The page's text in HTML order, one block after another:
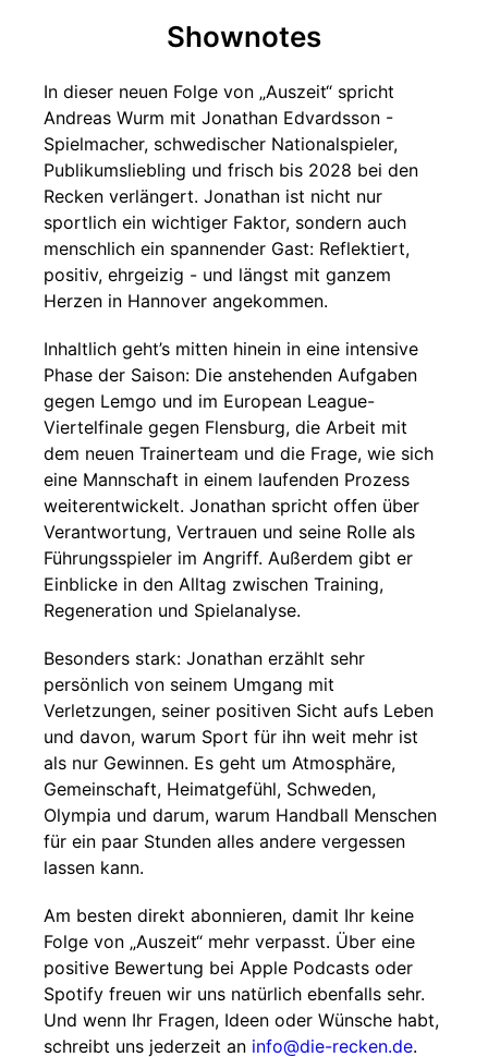
Shownotes
In dieser neuen Folge von „Auszeit“ spricht
Andreas Wurm mit Jonathan Edvardsson -
Spielmacher, schwedischer Nationalspieler,
Publikumsliebling und frisch bis 2028 bei den
Recken verlängert. Jonathan ist nicht nur
sportlich ein wichtiger Faktor, sondern auch
menschlich ein spannender Gast: Reflektiert,
positiv, ehrgeizig - und längst mit ganzem
Herzen in Hannover angekommen.
Inhaltlich geht’s mitten hinein in eine intensive
Phase der Saison: Die anstehenden Aufgaben
gegen Lemgo und im European League-
Viertelfinale gegen Flensburg, die Arbeit mit
dem neuen Trainerteam und die Frage, wie sich
eine Mannschaft in einem laufenden Prozess
weiterentwickelt. Jonathan spricht offen über
Verantwortung, Vertrauen und seine Rolle als
Führungsspieler im Angriff. Außerdem gibt er
Einblicke in den Alltag zwischen Training,
Regeneration und Spielanalyse.
Besonders stark: Jonathan erzählt sehr
persönlich von seinem Umgang mit
Verletzungen, seiner positiven Sicht aufs Leben
und davon, warum Sport für ihn weit mehr ist
als nur Gewinnen. Es geht um Atmosphäre,
Gemeinschaft, Heimatgefühl, Schweden,
Olympia und darum, warum Handball Menschen
für ein paar Stunden alles andere vergessen
lassen kann.
Am besten direkt abonnieren, damit Ihr keine
Folge von „Auszeit“ mehr verpasst. Über eine
positive Bewertung bei Apple Podcasts oder
Spotify freuen wir uns natürlich ebenfalls sehr.
Und wenn Ihr Fragen, Ideen oder Wünsche habt,
schreibt uns jederzeit an info@die-recken.de.